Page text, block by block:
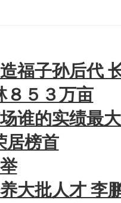
福子孙后代
８５３万亩
谁的实绩最
居榜首
大批人才 李